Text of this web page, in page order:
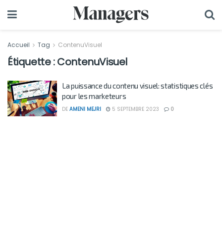
Accueil Tag ContenuVisuel
Étiquette :ContenuVisuel
La puissance du contenu visuel: statistiques clés
pour les marketeurs
DE AMENI MEJRI 5 SEPTEMBRE 2023 0